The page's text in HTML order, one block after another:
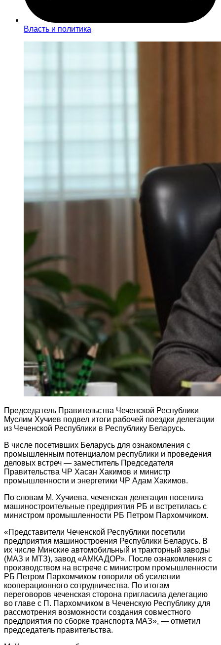
Власть и политика
Председатель Правительства Чеченской Республики
Муслим Хучиев подвел итоги рабочей поездки делегации
из Чеченской Республики в Республику Беларусь.
В числе посетивших Беларусь для ознакомления с
промышленным потенциалом республики и проведения
деловых встреч — заместитель Председателя
Правительства ЧР Хасан Хакимов и министр
промышленности и энергетики ЧР Адам Хакимов.
По словам М. Хучиева, чеченская делегация посетила
машиностроительные предприятия РБ и встретилась с
министром промышленности РБ Петром Пархомчиком.
«Представители Чеченской Республики посетили
предприятия машиностроения Республики Беларусь. В
их числе Минские автомобильный и тракторный заводы
(МАЗ и МТЗ), завод «АМКАДОР». После ознакомления с
производством на встрече с министром промышленности
РБ Петром Пархомчиком говорили об усилении
кооперационного сотрудничества. По итогам
переговоров чеченская сторона пригласила делегацию
во главе с П. Пархомчиком в Чеченскую Республику для
рассмотрения возможности создания совместного
предприятия по сборке транспорта МАЗ», — отметил
председатель правительства.